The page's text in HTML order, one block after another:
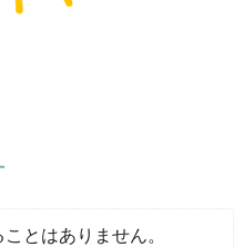
とはありません。